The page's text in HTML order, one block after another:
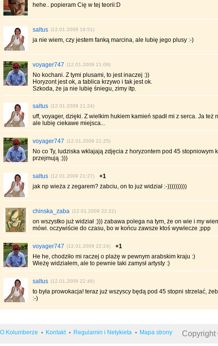
hehe.. popieram Cię w tej teorii:D
saltus (12.01.2009 16:51)
ja nie wiem, czy jestem fanką marcina, ale lubię jego plusy :-)
voyager747 (12.01.2009 21:09)
No kochani. Z tymi plusami, to jest inaczej :))
Horyzont jest ok, a tablica krzywo i tak jest ok.
Szkoda, że ja nie lubię śniegu, zimy itp.
saltus (12.01.2009 21:24)
uff, voyager, dzięki. Z wielkim hukiem kamień spadł mi z serca. Ja też
ale lubię ciekawe miejsca...
voyager747 (12.01.2009 21:25)
No co Ty, ludziska wklajają zdjęcia z horyzontem pod 45 stopniowym
przejmują :)))
saltus (12.01.2009 21:27)
+1
jak np wieża z zegarem? żabciu, on to już widział :-))))))))))
chinska_zaba (12.01.2009 22:22)
on wszystko już widział :))) zabawa polega na tym, że on wie i my
mówi. oczywiście do czasu, bo w końcu zawsze ktoś wywlecze ;ppp
voyager747 (12.01.2009 22:24)
+1
He he, chodziło mi raczej o plażę w pewnym arabskim kraju :)
Wieżę widziałem, ale to pewnie taki zamysł artysty :)
saltus (12.01.2009 22:46)
to była prowokacja! teraz już wszyscy będą pod 45 stopni strzelać,
:-)
O Kolumberze Kontakt Regulamin i Netykieta Mapa strony